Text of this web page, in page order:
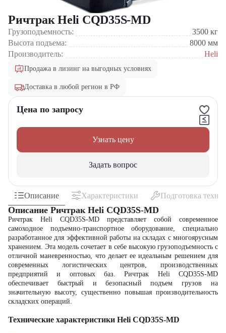
Ричтрак Heli CQD35S-MD
Грузоподъемность: 3500 кг
Высота подъема:
8000 мм
Производитель:
Heli
Продажа в лизинг на выгодных условиях
Доставка в любой регион в РФ
Цена по запросу
Узнать цену
Задать вопрос
Описание Характеристики Подготовка
Описание Ричтрак Heli CQD35S-MD
Ричтрак Heli CQD35S-MD представляет собой современное
самоходное подъемно-транспортное оборудование, специально
разработанное для эффективной работы на складах с многоярусным
хранением. Эта модель сочетает в себе высокую грузоподъемность с
отличной маневренностью, что делает ее идеальным решением для
современных логистических центров, производственных
предприятий и оптовых баз. Ричтрак Heli CQD35S-MD
обеспечивает быстрый и безопасный подъем грузов на
значительную высоту, существенно повышая производительность
складских операций.
Технические характеристики Heli CQD35S-MD